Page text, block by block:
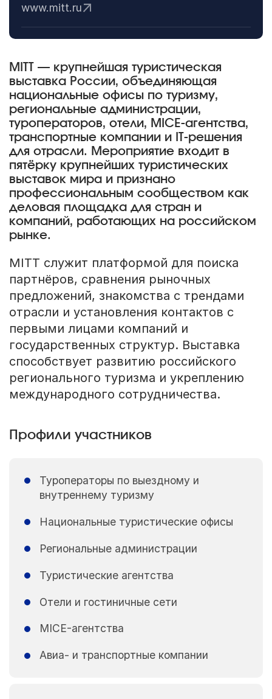
www.mitt.ru
MITT — крупнейшая туристическая
выставка России, объединяющая
национальные офисы по туризму,
региональные администрации,
туроператоров, отели, MICE-агентства,
транспортные компании и IT-решения
для отрасли. Мероприятие входит в
пятёрку крупнейших туристических
выставок мира и признано
профессиональным сообществом как
деловая площадка для стран и
компаний, работающих на российском
рынке.
MITT служит платформой для поиска
партнёров, сравнения рыночных
предложений, знакомства с трендами
отрасли и установления контактов с
первыми лицами компаний и
государственных структур. Выставка
способствует развитию российского
регионального туризма и укреплению
международного сотрудничества.
Профили участников
Туроператоры по выездному и
внутреннему туризму
Национальные туристические офисы
Региональные администрации
Туристические агентства
Отели и гостиничные сети
MICE-агентства
Авиа- и транспортные компании